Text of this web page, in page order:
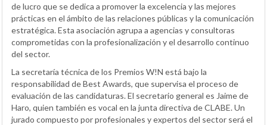
de lucro que se dedica a promover la excelencia y las mejores
prácticas en el ámbito de las relaciones públicas y la comunicación
estratégica. Esta asociación agrupa a agencias y consultoras
comprometidas con la profesionalización y el desarrollo continuo
del sector.
La secretaría técnica de los Premios W!N está bajo la
responsabilidad de Best Awards, que supervisa el proceso de
evaluación de las candidaturas. El secretario general es Jaime de
Haro, quien también es vocal en la junta directiva de CLABE. Un
jurado compuesto por profesionales y expertos del sector será el